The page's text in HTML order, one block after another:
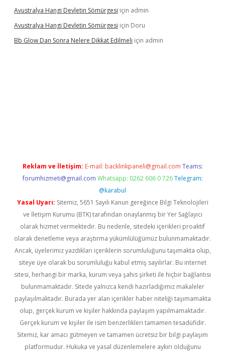
Avustralya Hangi Devletin Sömürgesi için admin
Avustralya Hangi Devletin Sömürgesi için Doru
Bb Glow Dan Sonra Nelere Dikkat Edilmeli için admin
Reklam ve İletişim: E-mail: backlinkpaneli@gmail.com Teams:
forumhizmeti@gmail.com Whatsapp: 0262 606 0 726 Telegram:
@karabul
Yasal Uyarı: Sitemiz, 5651 Sayılı Kanun gereğince Bilgi Teknolojileri
ve İletişim Kurumu (BTK) tarafından onaylanmış bir Yer Sağlayıcı
olarak hizmet vermektedir. Bu nedenle, sitedeki içerikleri proaktif
olarak denetleme veya araştırma yükümlülüğümüz bulunmamaktadır.
Ancak, üyelerimiz yazdıkları içeriklerin sorumluluğunu taşımakta olup,
siteye üye olarak bu sorumluluğu kabul etmiş sayılırlar. Bu internet
sitesi, herhangi bir marka, kurum veya şahıs şirketi ile hiçbir bağlantısı
bulunmamaktadır. Sitede yalnızca kendi hazırladığımız makaleler
paylaşılmaktadır. Burada yer alan içerikler haber niteliği taşımamakta
olup, gerçek kurum ve kişiler hakkında paylaşım yapılmamaktadır.
Gerçek kurum ve kişiler ile isim benzerlikleri tamamen tesadüfidir.
Sitemiz, kar amacı gütmeyen ve tamamen ücretsiz bir bilgi paylaşım
platformudur. Hukuka ve yasal düzenlemelere aykırı olduğunu